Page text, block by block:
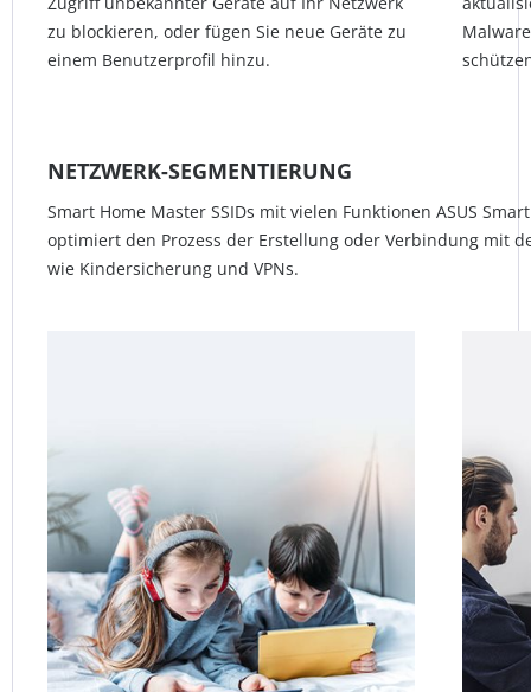
zu blockieren, oder fügen Sie neue Geräte zu
einem Benutzerprofil hinzu.
NETZWERK-SEGMENTIERUNG
Smart Home Master SSIDs mit vielen Funktionen ASUS
optimiert den Prozess der Erstellung oder Verbindung mit
wie Kindersicherung und VPNs.